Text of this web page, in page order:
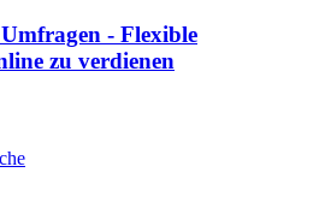
- Flexible
zu verdienen